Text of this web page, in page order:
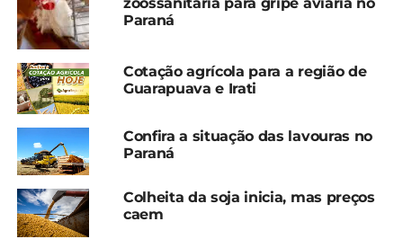
TEMPERATURAS
As temperaturas máximas em setembro ficaram muito acima
da média histórica, com exceção de uma área pontual no
Litoral. Intensas massas de ar quente afetaram o Paraná
durante grande parte do mês, resultando em temperaturas
máximas entre 3 °C e 5 °C acima do normal na maior parte do
Estado.
A temperatura máxima média registrada foi de 33,7 °C em
Cambará, no Norte do Estado, enquanto a menor temperatura
Paraná
Cotação agrícola para a região de
Guarapuava e Irati
Confira a situação das lavouras no
Paraná
Colheita da soja inicia, mas preços
caem